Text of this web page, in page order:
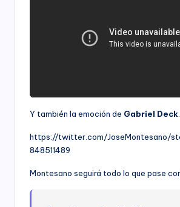
Y también la emoción de Gabriel Deck.
https://twitter.com/JoseMontesano/
848511489
Montesano seguirá todo lo que pase